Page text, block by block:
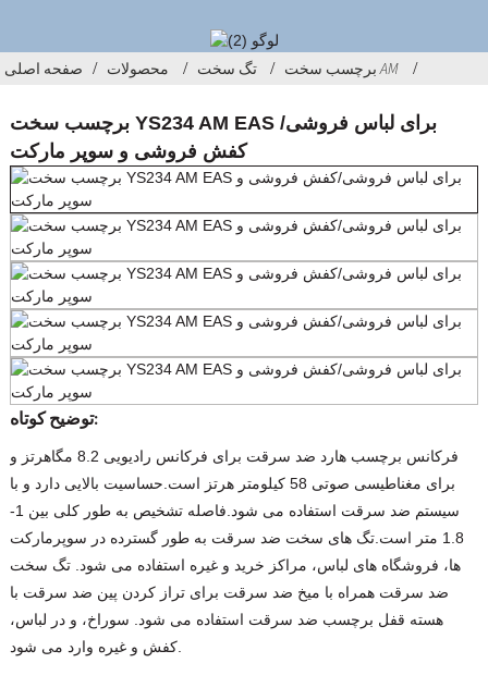
صفحه اصلی محصولات تگ سخت برچسب سخت AM
برچسب سخت YS234 AM EAS برای لباس فروشی/
کفش فروشی و سوپر مارکت
توضیح کوتاه:
فرکانس برچسب هارد ضد سرقت برای فرکانس رادیویی 8.2 مگاهرتز و
برای مغناطیسی صوتی 58 کیلومتر هرتز است.حساسیت بالایی دارد و با
سیستم ضد سرقت استفاده می شود.فاصله تشخیص به طور کلی بین 1-
1.8 متر است.تگ های سخت ضد سرقت به طور گسترده در سوپرمارکت
ها، فروشگاه های لباس، مراکز خرید و غیره استفاده می شود. تگ سخت
ضد سرقت همراه با میخ ضد سرقت برای تراز کردن پین ضد سرقت با
هسته قفل برچسب ضد سرقت استفاده می شود. سوراخ، و در لباس،
کفش و غیره وارد می شود.